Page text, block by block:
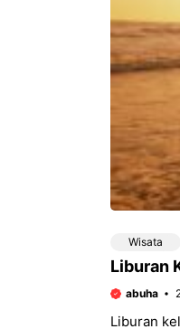
Wisata
abuha
Liburan